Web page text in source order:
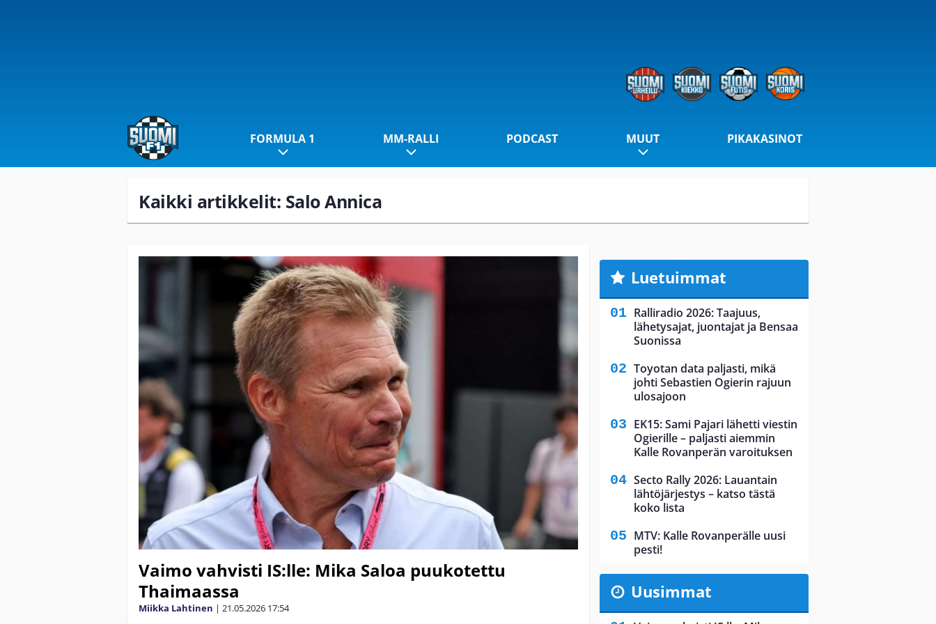
FORMULA 1 MM-RALLI PODCAST MUUT PIKAKASINOT
Kaikki artikkelit: Salo Annica
Vaimo vahvisti IS:lle: Mika Saloa puukotettu
Thaimaassa
Miikka Lahtinen | 21.05.2026 17:54
Luetuimmat
Ralliradio 2026: Taajuus,
lähetysajat, juontajat ja Bensaa
Suonissa
Toyotan data paljasti, mikä
johti Sebastien Ogierin rajuun
ulosajoon
EK15: Sami Pajari lähetti viestin
Ogierille – paljasti aiemmin
Kalle Rovanperän varoituksen
Secto Rally 2026: Lauantain
lähtöjärjestys – katso tästä
koko lista
MTV: Kalle Rovanperälle uusi
pesti!
Uusimmat